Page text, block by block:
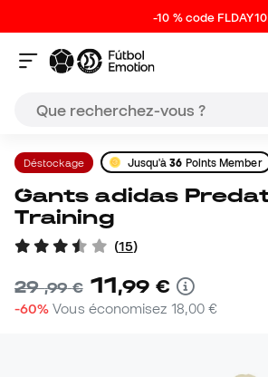
-10 % code FLDAY10
Déstockage Jusqu'à36 Points Member
Gants adidas Predator
Training
(15)
29,99 € 11,99 €
-60% Vous économisez 18,00 €